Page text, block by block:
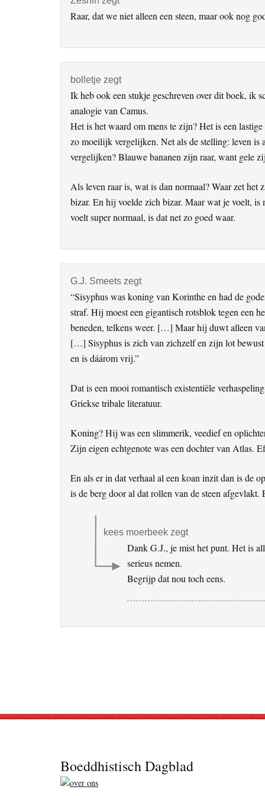
Raar, dat we niet alleen een steen, maar ook nog
bolletje zegt
Ik heb ook een stukje geschreven over dit boek, ik
analogie van Camus.
Het is het waard om mens te zijn? Het is een
zo moeilijk vergelijken. Net als de stelling: leven
vergelijken? Blauwe bananen zijn raar, want gele
Als leven raar is, wat is dan normaal? Waar zet
bizar. En hij voelde zich bizar. Maar wat je voelt, is
voelt super normaal, is dat net zo goed waar.
G.J. Smeets zegt
“Sisyphus was koning van Korinthe en had de
straf. Hij moest een gigantisch rotsblok tegen een
beneden, telkens weer. […] Maar hij duwt alleen
[…] Sisyphus is zich van zichzelf en zijn lot
en is dáárom vrij.”
Dat is een mooi romantisch existentiële
Griekse tribale literatuur.
Koning? Hij was een slimmerik, veedief en
Zijn eigen echtgenote was een dochter van Atlas.
En als er in dat verhaal al een koan inzit dan is de
is de berg door al dat rollen van de steen
kees moerbeek zegt
Dank G.J., je mist het punt. Het is
serieus nemen.
Begrijp dat nou toch eens.
Boeddhistisch Dagblad